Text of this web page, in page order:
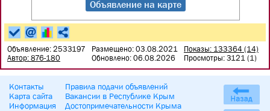
Объявление на карте
Объявление: 2533197
Автор: 876-180
Размещено: 03.08.2021
Обновлено: 06.08.2026
Показы: 133364 (14)
Просмотры: 3121 (1)
Контакты
Карта сайта
Информация
Правила подачи объявлений
Вакансии в Республике Крым
Достопримечательности Крыма